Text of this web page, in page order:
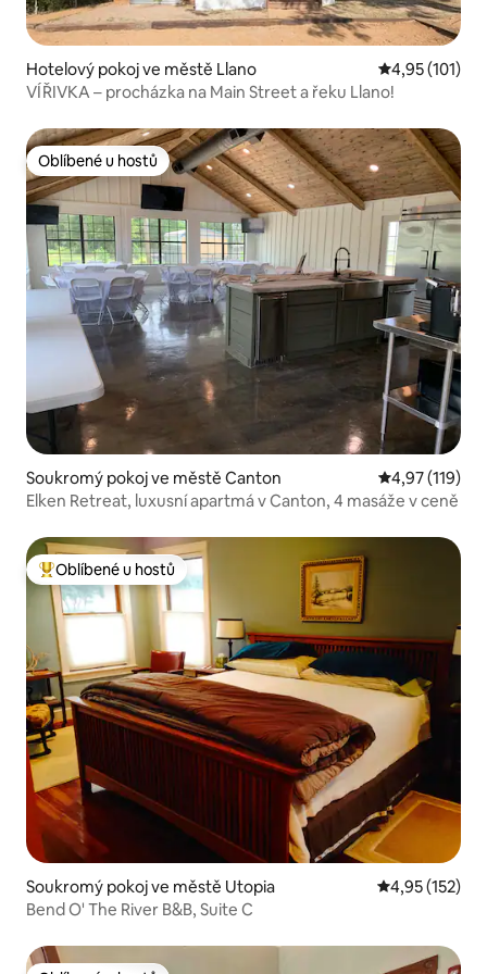
Hotelový pokoj ve městě Llano Průměrné
4,95 (101)
VÍŘIVKA – procházka na Main Street a řeku Llano!
Oblíbené u hostů
Oblíbené u hostů
Soukromý pokoj ve městě Canton Průměrné
4,97 (119)
Elken Retreat, luxusní apartmá v Canton, 4 masáže v ceně
Nejlepší v kategorii Oblíbené u hostů
Oblíbené u hostů
Soukromý pokoj ve městě Utopia Průměrné
4,95 (152)
Bend O' The River B&B, Suite C